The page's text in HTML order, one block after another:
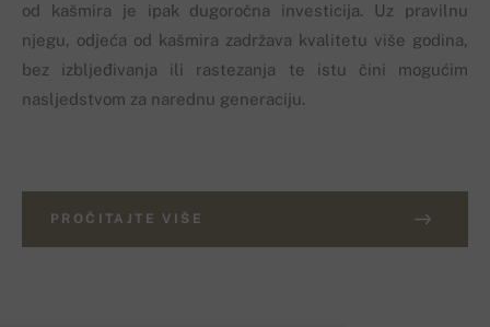
od kašmira je ipak dugoročna investicija. Uz pravilnu
njegu, odjeća od kašmira zadržava kvalitetu više godina,
bez izbljeđivanja ili rastezanja te istu čini mogućim
nasljedstvom za narednu generaciju.
PROČITAJTE VIŠE